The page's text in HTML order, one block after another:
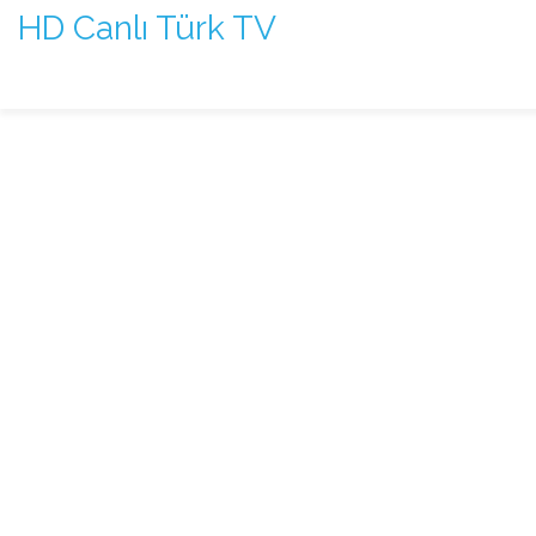
HD Canlı Türk TV